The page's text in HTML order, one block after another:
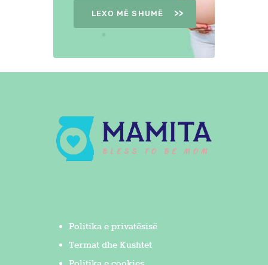
LEXO MË SHUMË
Politika e privatësisë
Termat dhe Kushtet